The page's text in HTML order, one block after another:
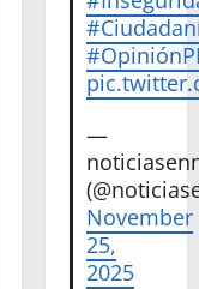
—
November
25,
2025